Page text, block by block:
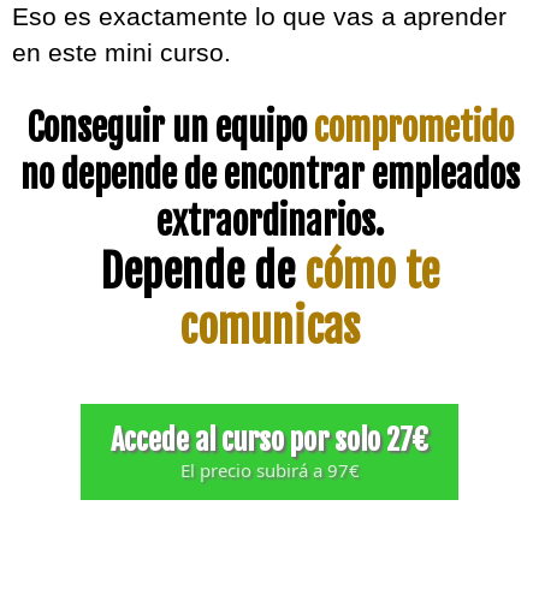
Eso es exactamente lo que vas a aprender
en este mini curso.
Conseguir un equipocomprometido
no depende de encontrar empleados
extraordinarios.
Depende de cómo te
comunicas
Accede al curso por solo 27€
El precio subirá a 97€